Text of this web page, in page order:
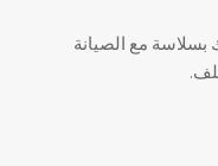
مع الصيانة